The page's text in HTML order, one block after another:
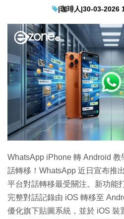
|珈琲人|30-03-2026
WhatsApp iPhone 轉 Android
話轉移！WhatsApp 近日宣布推
平台對話轉移最受關注。新功能
完整對話記錄由 iOS 轉移至
優化旗下貼圖系統，並於 iOS 裝